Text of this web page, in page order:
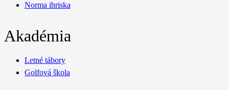
Norma ihriska
Akadémia
Letné tábory
Golfová škola